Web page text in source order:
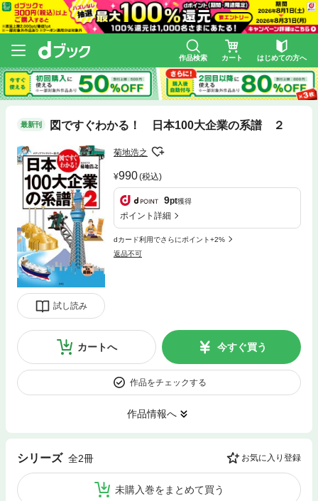
作品検索 カート はじめての方へ
最新刊 図ですぐわかる！ 日本100大企業の系譜 ２
試し読み
菊地浩之
990(税込)
9pt獲得
ポイント詳細
dカード利用でさらにポイント+2%
返品不可
カートへ 今すぐ買う
作品をチェックする
作品情報へ
シリーズ 全2冊 お気に入り登録
未購入巻をまとめて買う